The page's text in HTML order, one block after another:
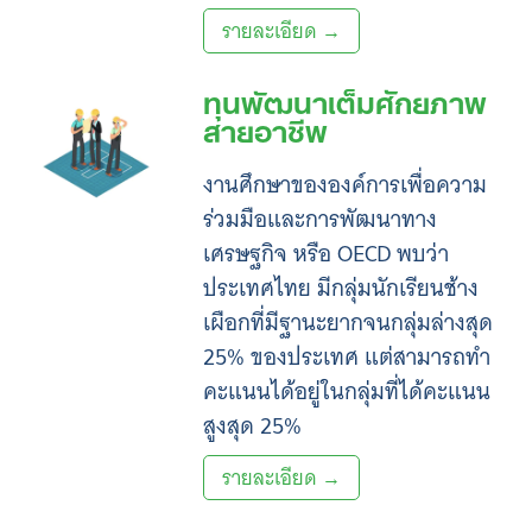
รายละเอียด →
ทุนพัฒนาเต็มศักยภาพ
สายอาชีพ
งานศึกษาขององค์การเพื่อความ
ร่วมมือและการพัฒนาทาง
เศรษฐกิจ หรือ OECD พบว่า
ประเทศไทย มีกลุ่มนักเรียนช้าง
เผือกที่มีฐานะยากจนกลุ่มล่างสุด
25% ของประเทศ แต่สามารถทำ
คะแนนได้อยู่ในกลุ่มที่ได้คะแนน
สูงสุด 25%
รายละเอียด →